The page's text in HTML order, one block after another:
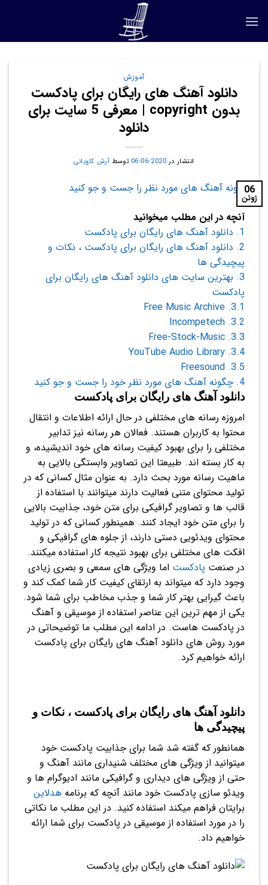
آموزش
دانلود آهنگ های رایگان برای پادکست
بدون copyright | معرفی 5 سایت برای
دانلود
انتشار در 2020-06-06 توسط آرش کاویانی
06
ژوئن
آنچه در این مطلب میخوانید
1. دانلود آهنگ های رایگان برای پادکست
2. دانلود آهنگ های رایگان برای پادکست ، نکات و
پیچیدگی ها
3. بهترین سایت های دانلود آهنگ های رایگان برای
پادکست
3.1.
Free Music Archive
3.2.
Incompetech
3.3.
Free-Stock-Music
3.4.
YouTube Audio Library
3.5.
Freesound
4. چگونه آهنگ های مورد نظر خود را جست و جو کنید
دانلود آهنگ های رایگان برای پادکست
امروزه رسانه های مختلفی در حال ارائه اطلاعات و انتقال
محتوا به کاربران هستند. فعالان هر رسانه نیز تدابیر
مختلفی را برای بهبود کیفیت رسانه های خود اندیشیده، و
به کار بسته اند. طبیعتا این تصاویر وابستگی بالایی به
ماهیت رسانه مورد بحث دارد. به عنوان مثال کسانی که در
تولید محتوای متنی فعالیت دارند میتوانند با استفاده از
قالب ها و تصاویر گرافیکی برای متن خود، جذابیت بالایی
را برای متن خود ایجاد کنند. همینطور کسانی که در تولید
محتوای ویدئویی دستی دارند، از جلوه های گرافیکی و
افکت های مختلفی برای بهبود نتیجه کار استفاده میکنند.
در صنعت پادکست اما ویژگی های سمعی و بصری زیادی
وجود دارد که میتواند به ارتقای کیفیت کار شما کمک کند و
باعث گیرایی بهتر کار شما و جذب مخاطب برای شما شود.
یکی از مهم ترین این عناصر استفاده از موسیقی و آهنگ
در پادکست هاست. در ادامه این مطلب ما توضیحاتی در
مورد روش های دانلود آهنگ های رایگان برای پادکست
ارائه خواهیم کرد.
دانلود آهنگ های رایگان برای پادکست ، نکات و
پیچیدگی ها
همانطور که گفته شد شما برای جذابیت پادکست خود
میتوانید از ویژگی های مختلف شنیداری مانند آهنگ و
حتی از ویژگی های دیداری و گرافیکی مانند ادیوگرام ها و
ویدئو سازی پادکست خود مانند آنچه که برنامه هدلاین
برایتان فراهم میکند استفاده کنید. در این مطلب ما نکاتی
را در مورد استفاده از موسیقی در پادکست برای شما ارائه
خواهیم داد.